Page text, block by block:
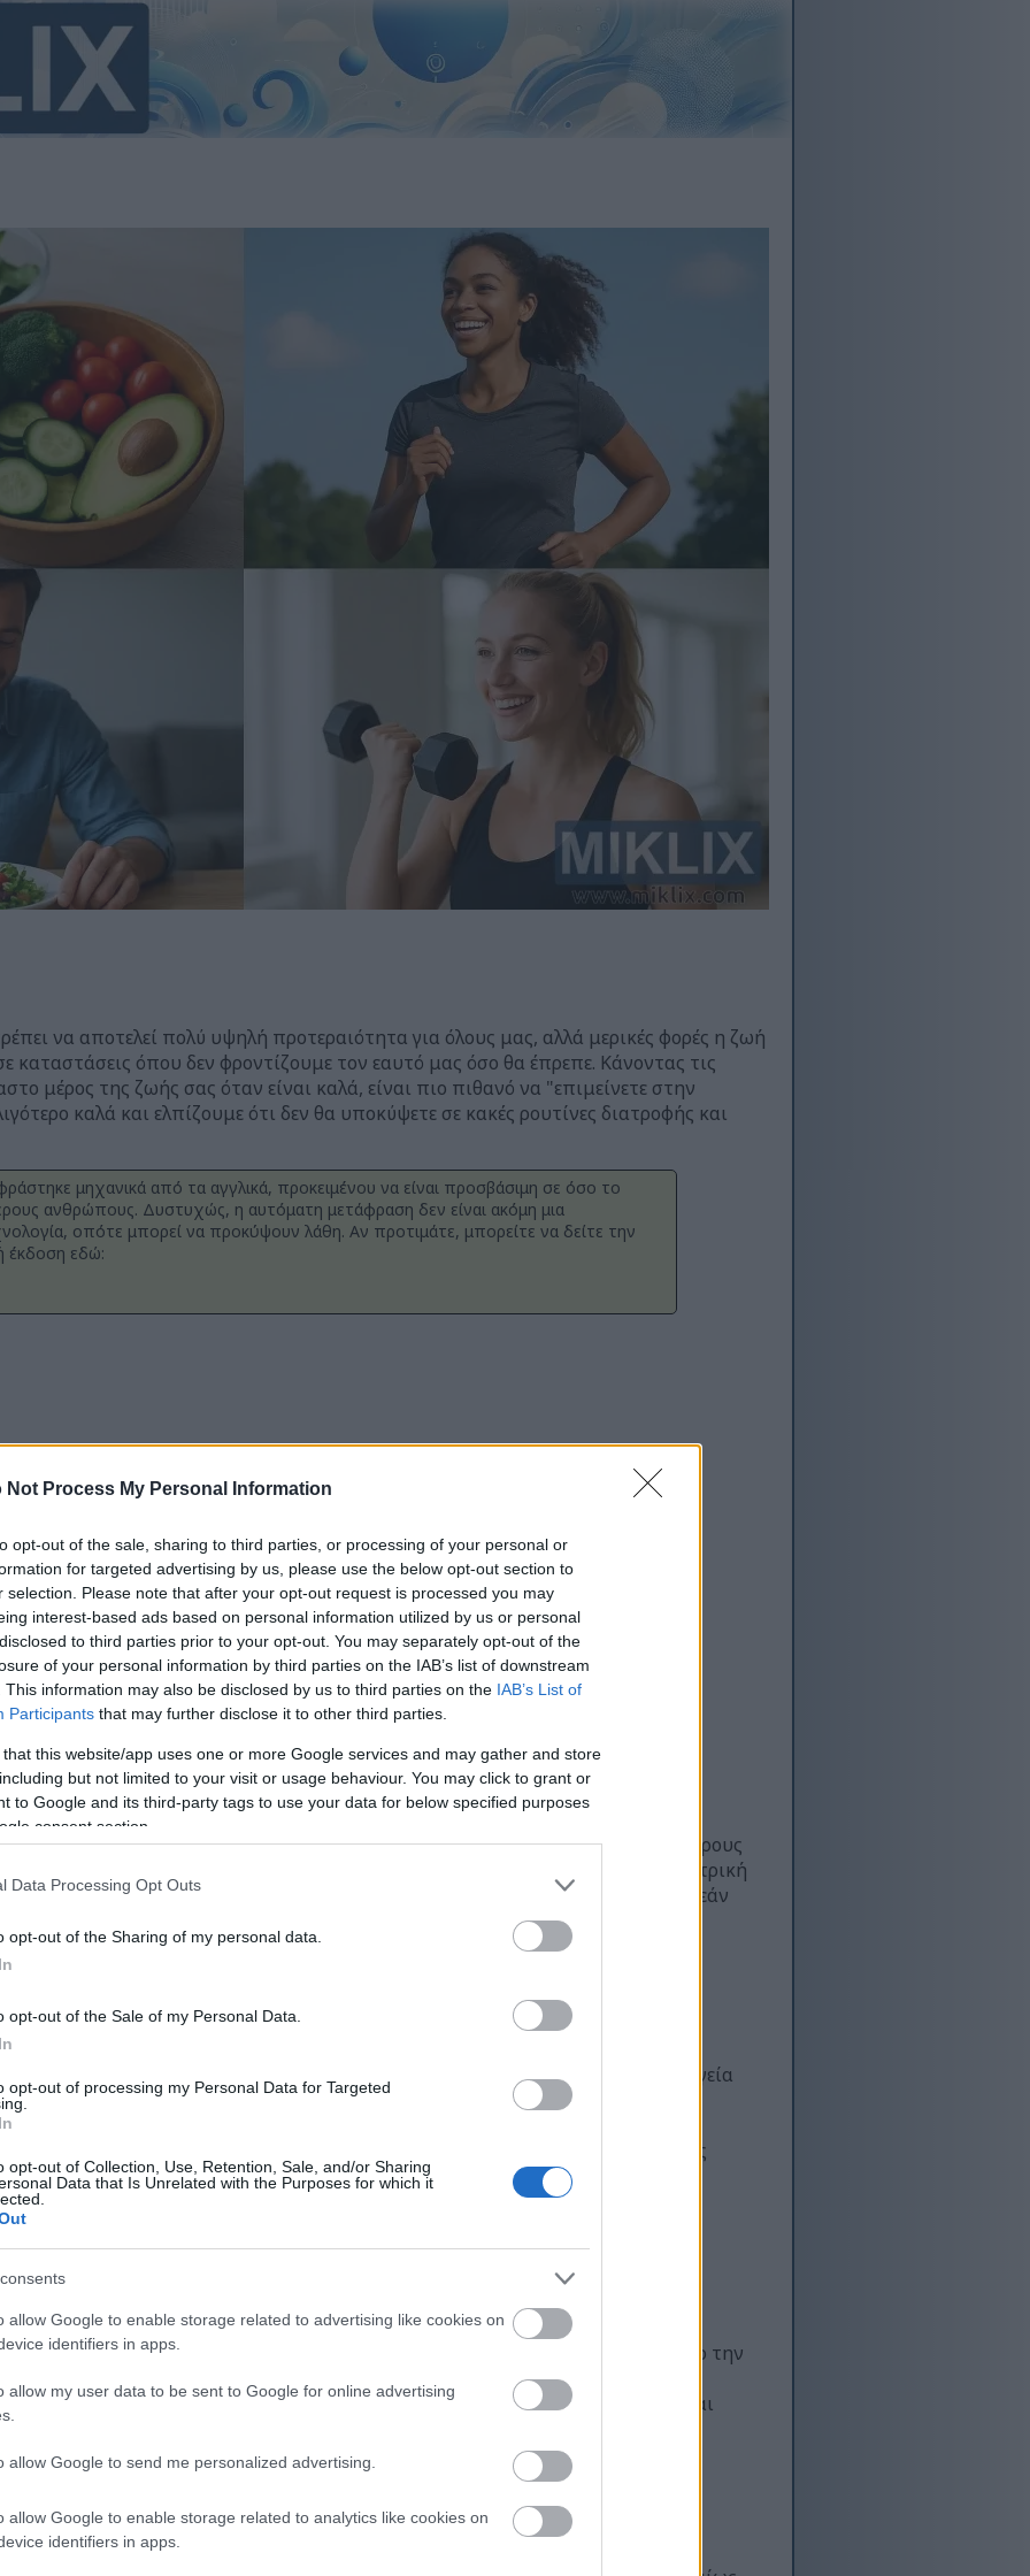
Not Process My Personal Information
opt-out of the sale, sharing to third parties, or processing of your personal or
for targeted advertising by us, please use the below opt-out section to
selection. Please note that after your opt-out request is processed you may
interest-based ads based on personal information utilized by us or personal
to third parties prior to your opt-out. You may separately opt-out of the
of your personal information by third parties on the IAB’s list of downstream
This information may also be disclosed by us to third parties on the IAB’s List of
Participants that may further disclose it to other third parties.
that this website/app uses one or more Google services and may gather and store
but not limited to your visit or usage behaviour. You may click to grant or
to Google and its third-party tags to use your data for below specified purposes
consent section.
Data Processing Opt Outs
opt-out of the Sharing of my personal data.
opt-out of the Sale of my Personal Data.
opt-out of processing my Personal Data for Targeted
opt-out of Collection, Use, Retention, Sale, and/or Sharing
Data that Is Unrelated with the Purposes for which it
allow Google to enable storage related to advertising like cookies on
identifiers in apps.
allow my user data to be sent to Google for online advertising
allow Google to send me personalized advertising.
allow Google to enable storage related to analytics like cookies on
identifiers in apps.
να αποτελεί πολύ υψηλή προτεραιότητα για όλους μας, αλλά μερικές φορές η ζωή
καταστάσεις όπου δεν φροντίζουμε τον εαυτό μας όσο θα έπρεπε. Κάνοντας τις
μέρος της ζωής σας όταν είναι καλά, είναι πιο πιθανό να "επιμείνετε στην
καλά και ελπίζουμε ότι δεν θα υποκύψετε σε κακές ρουτίνες διατροφής και
μηχανικά από τα αγγλικά, προκειμένου να είναι προσβάσιμη σε όσο το
ανθρώπους. Δυστυχώς, η αυτόματη μετάφραση δεν είναι ακόμη μια
οπότε μπορεί να προκύψουν λάθη. Αν προτιμάτε, μπορείτε να δείτε την
έκδοση εδώ:
άσκηση, όλα εφικτά ενώ έχετε να ασχοληθείτε και με μια δουλειά πλήρους
σκοπούς. Καμία από τις πληροφορίες εδώ δεν πρέπει να θεωρηθεί ιατρική
το γιατρό σας ή άλλον επαγγελματία πάροχο υγειονομικής περίθαλψης εάν
την κατηγορία και τις υποκατηγορίες της:
γυμναστικής για έναν υγιεινό τρόπο ζωής
2025 στις 5:34:01 μ.μ. UTC
γυμναστικής μπορεί να μετατρέψει το ταξίδι σας προς την υγεία
τρόπο ζωής. Το τέλειο πρόγραμμα άσκησης συνδυάζει την
βιωσιμότητα, διατηρώντας σας κίνητρα ενώ παράλληλα επιτυγχάνετε
ολοκληρωμένο οδηγό, θα εξερευνήσουμε και θα κατατάξουμε τις 10 καλύτερες
για έναν υγιεινό τρόπο ζωής, βοηθώντας σας να ανακαλύψετε επιλογές που
προσωπικούς σας στόχους, τις προτιμήσεις και το επίπεδο φυσικής σας
ανακούφιση από το άγχος: Τα πλήρη οφέλη της γιόγκα για την
2025 στις 9:01:48 π.μ. UTC
πρακτική που προσφέρει πολυάριθμα οφέλη για την υγεία, βελτιώνοντας τόσο την
υγεία. Οι ρίζες του ανάγονται στην αρχαία Ινδία, συνδυάζοντας στάσεις,
για τη συνολική ευεξία. Οι ασκούμενοι βιώνουν ενισχυμένη ευελιξία και
Οι μελέτες υποστηρίζουν τα οφέλη της γιόγκα, καθιστώντας την μια
όλων των ηλικιών και επιπέδων φυσικής κατάστασης που αναζητούν τη
Benefit of Spinning Classes
2025 στις 8:44:22 π.μ. UTC